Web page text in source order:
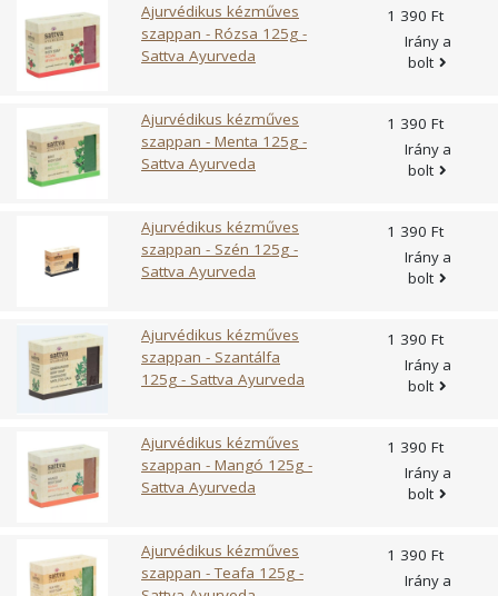
Ajurvédikus kézműves
szappan - Rózsa 125g -
Sattva Ayurveda
1 390 Ft
Irány a
bolt
Ajurvédikus kézműves
szappan - Menta 125g -
Sattva Ayurveda
1 390 Ft
Irány a
bolt
Ajurvédikus kézműves
szappan - Szén 125g -
Sattva Ayurveda
1 390 Ft
Irány a
bolt
Ajurvédikus kézműves
szappan - Szantálfa
125g - Sattva Ayurveda
1 390 Ft
Irány a
bolt
Ajurvédikus kézműves
szappan - Mangó 125g -
Sattva Ayurveda
1 390 Ft
Irány a
bolt
Ajurvédikus kézműves
szappan - Teafa 125g -
1 390 Ft
Irány a